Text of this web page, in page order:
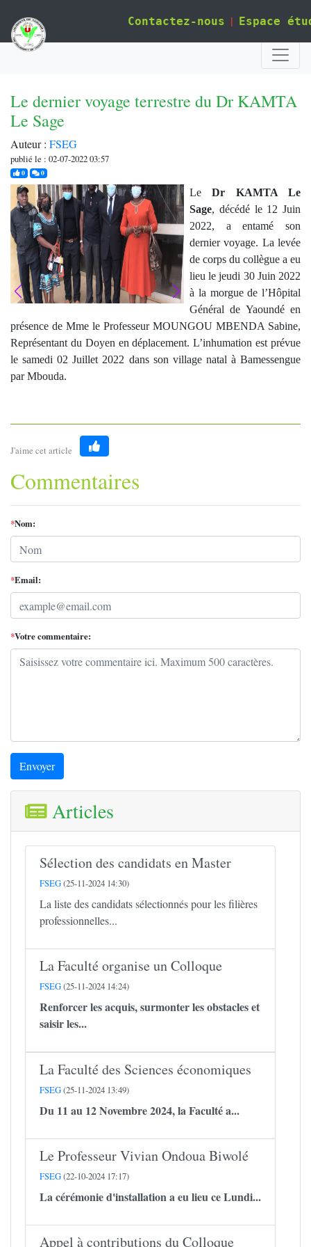
Contactez-nous | Espace
Le dernier voyage terrestre du Dr KAMTA
Le Sage
Auteur : FSEG
publié le : 02-07-2022 03:57
0j'aime0commentaires
LeDr KAMTA Le
Sage, décédé le 12 Juin
2022, a entamé son
dernier voyage. La levée
de corps du collègue a eu
lieu le jeudi 30 Juin 2022
à la morgue de l’Hôpital
Général de Yaoundé en
présence de Mme le Professeur MOUNGOU MBENDA Sabine,
Représentant du Doyen en déplacement. L’inhumation est prévue
le samedi 02 Juillet 2022 dans son village natal à Bamessengue
par Mbouda.
J'aime cet article
Like
Commentaires
*Nom:
*Email:
*Votre commentaire:
Envoyer
Articles
Sélection des candidats en Master
FSEG(25-11-2024 14:30)
La liste des candidats sélectionnés pour les filières
professionnelles...
La Faculté organise un Colloque
FSEG(25-11-2024 14:24)
Renforcer les acquis, surmonter les obstacles et
saisir les...
La Faculté des Sciences économiques
FSEG(25-11-2024 13:49)
Du 11 au 12 Novembre 2024, la Faculté a...
Le Professeur Vivian Ondoua Biwolé
FSEG(22-10-2024 17:17)
La cérémonie d'installation a eu lieu ce Lundi...
Appel à contributions du Colloque